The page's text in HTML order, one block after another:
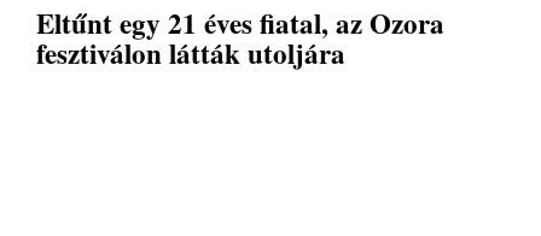
Eltűnt egy 21 éves fiatal, az Ozora
fesztiválon látták utoljára